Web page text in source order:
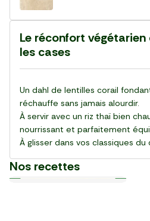
Le réconfort
les cases
Un dahl de lentilles corail
réchauffe sans jamais alourdir.
À servir avec un riz thaï bien
nourrissant et parfaitement
À glisser dans vos classiques
Nos recettes